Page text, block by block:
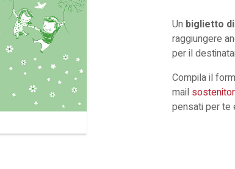
Un biglietto
raggiungere
per il
Compila il
mail
pensati per te